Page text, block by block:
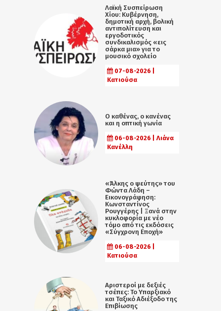
Λαϊκή Συσπείρωση
Χίου: Κυβέρνηση,
δημοτική αρχή, βολική
αντιπολίτευση και
εργοδοτικός
συνδικαλισμός «εις
σάρκα μια» για το
μουσικό σχολείο
07-08-2026 |
Κατιούσα
Ο καθένας, ο κανένας
και η οπτική γωνία
06-08-2026 | Λιάνα
Κανέλλη
«Άλκης ο ψεύτης» του
Φώντα Λάδη –
Εικονογράφηση:
Κωνσταντίνος
Ρουγγέρης | Ξανά στην
κυκλοφορία με νέο
τόμο από τις εκδόσεις
«Σύγχρονη Εποχή»
06-08-2026 |
Κατιούσα
Αριστεροί με δεξιές
τσέπες: Το Υπαρξιακό
και Ταξικό Αδιέξοδο της
Επιβίωσης